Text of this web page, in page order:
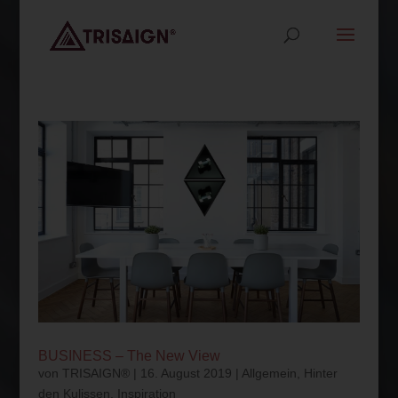
BUSINESS – The New View
von TRISAIGN® 16. August 2019 Allgemein
Hinter
den Kulissen
Inspiration